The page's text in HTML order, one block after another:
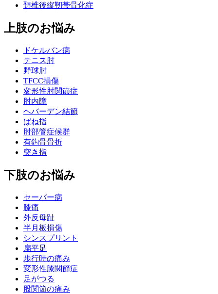
頚椎後縦靭帯骨化症
上肢のお悩み
ドケルバン病
テニス肘
野球肘
TFCC損傷
変形性肘関節症
肘内障
ヘバーデン結節
ばね指
肘部管症候群
有鈎骨骨折
突き指
下肢のお悩み
セーバー病
膝痛
外反母趾
半月板損傷
シンスプリント
扁平足
歩行時の痛み
変形性膝関節症
足がつる
股関節の痛み